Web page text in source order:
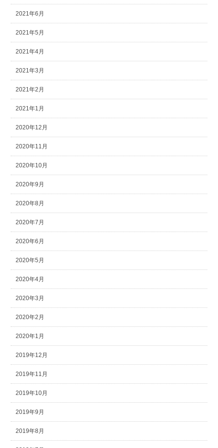
2021年6月
2021年5月
2021年4月
2021年3月
2021年2月
2021年1月
2020年12月
2020年11月
2020年10月
2020年9月
2020年8月
2020年7月
2020年6月
2020年5月
2020年4月
2020年3月
2020年2月
2020年1月
2019年12月
2019年11月
2019年10月
2019年9月
2019年8月